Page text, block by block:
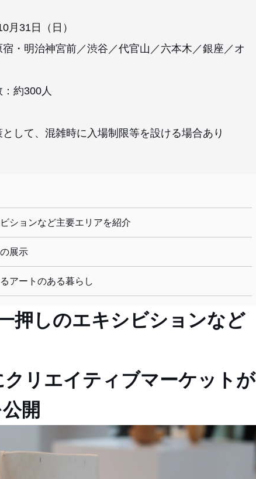
月31日（日）
・明治神宮前／渋谷／代官山／六本木／銀座／オ
約300人
して、混雑時に入場制限等を設ける場合あり
ションなど主要エリアを紹介
展示
アートのある暮らし
押しのエキシビションなど
リエイティブマーケットが
開